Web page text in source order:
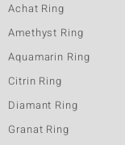
Achat Ring
Amethyst Ring
Aquamarin Ring
Citrin Ring
Diamant Ring
Granat Ring